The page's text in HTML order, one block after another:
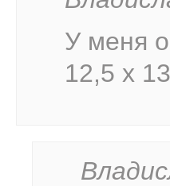
У меня
12,5 х